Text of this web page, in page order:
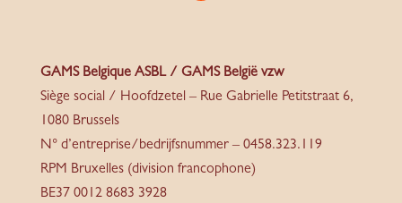
GAMS Belgique ASBL / GAMS België vzw
Siège social / Hoofdzetel – Rue Gabrielle Petitstraat 6,
1080 Brussels
N° d’entreprise/bedrijfsnummer – 0458.323.119
RPM Bruxelles (division francophone)
BE37 0012 8683 3928